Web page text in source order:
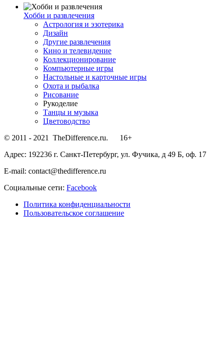
Хобби и развлечения
Астрология и эзотерика
Дизайн
Другие развлечения
Кино и телевидение
Коллекционирование
Компьютерные игры
Настольные и карточные игры
Охота и рыбалка
Рисование
Рукоделие
Танцы и музыка
Цветоводство
© 2011 - 2021 TheDifference.ru. 16+
Адрес: 192236 г. Санкт-Петербург, ул. Фучика, д 49 Б, оф. 17
E-mail: contact@thedifference.ru
Социальные сети: Facebook
Политика конфиденциальности
Пользовательское соглашение